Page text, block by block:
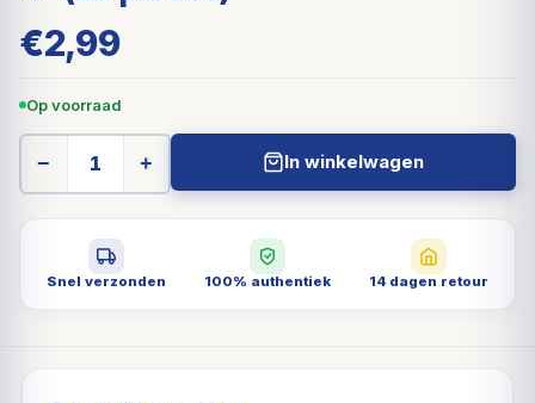
€2,99
Op voorraad
− + In winkelwagen
Snel verzonden 100% authentiek 14 dagen retour